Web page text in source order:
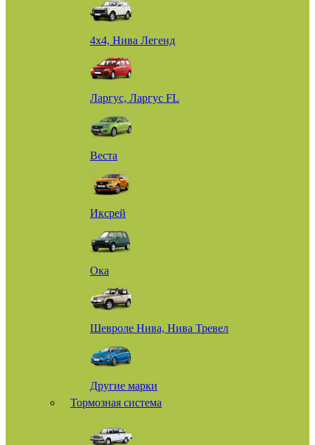
4х4, Нива Легенд
Ларгус, Ларгус FL
Веста
Иксрей
Ока
Шевроле Нива, Нива Тревел
Другие марки
Тормозная система